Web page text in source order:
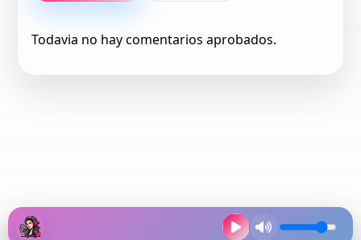
Todavia no hay comentarios aprobados.